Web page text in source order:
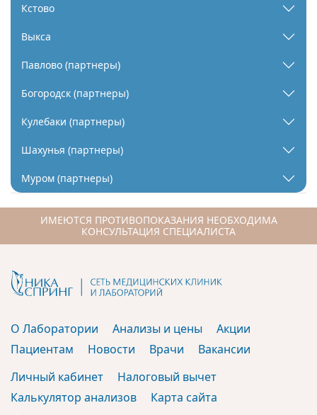
Кстово
Выкса
Павлово (партнеры)
Богородск (партнеры)
Кулебаки (партнеры)
Шахунья (партнеры)
Муром (партнеры)
ИМЕЮТСЯ ПРОТИВОПОКАЗАНИЯ НЕОБХОДИМА
КОНСУЛЬТАЦИЯ СПЕЦИАЛИСТА
О Лаборатории Анализы и цены
Акции
Пациентам
Новости Врачи
Вакансии
Личный кабинет
Налоговый вычет
Калькулятор анализов
Карта сайта